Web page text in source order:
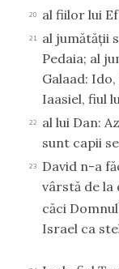
20 al fiilor lui
21
al jumătăţii
Pedaia; al
Galaad:
Iaasiel, fiul
22
al lui Dan:
sunt capii
23
David n-a
vârstă de la
căci Domnul
Israel ca